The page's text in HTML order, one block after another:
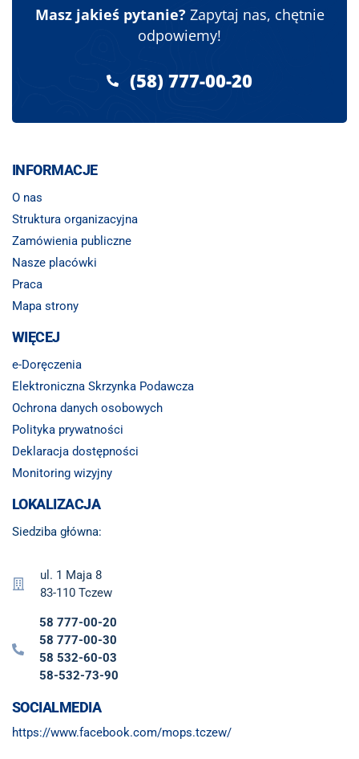
Masz jakieś pytanie?Zapytaj nas, chętnie
odpowiemy!
(58) 777-00-20
INFORMACJE
O nas
Struktura organizacyjna
Zamówienia publiczne
Nasze placówki
Praca
Mapa strony
WIĘCEJ
e-Doręczenia
Elektroniczna Skrzynka Podawcza
Ochrona danych osobowych
Polityka prywatności
Deklaracja dostępności
Monitoring wizyjny
LOKALIZACJA
Siedziba główna:
ul. 1 Maja 8
83-110 Tczew
58 777-00-20
58 777-00-30
58 532-60-03
58-532-73-90
SOCIALMEDIA
https://www.facebook.com/mops.tczew/